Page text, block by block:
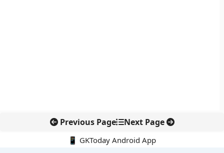
Previous Page Next Page
📱 GKToday Android App